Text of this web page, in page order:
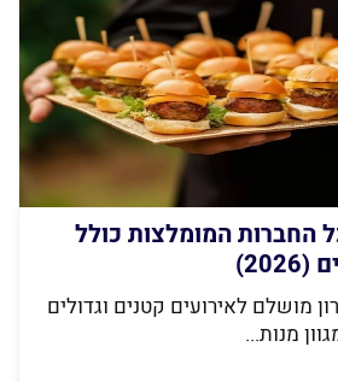
החברות המומלצות כולל
מושלם לאירועים קטנים וגדולים
מנות...